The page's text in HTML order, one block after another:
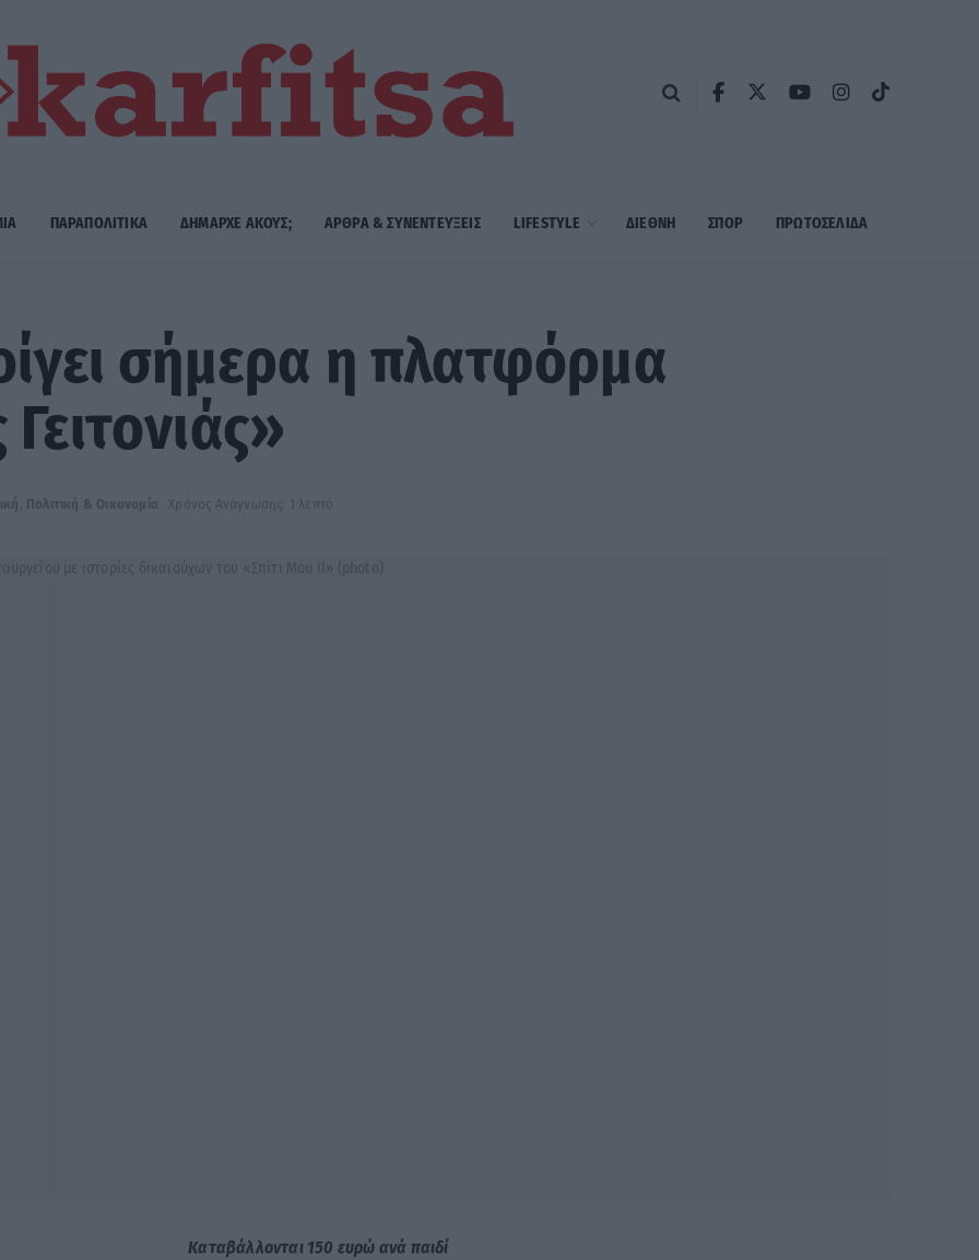
ΠΑΡΑΠΟΛΙΤΙΚΑ ΔΗΜΑΡΧE ΑΚΟΥΣ; ΑΡΘΡΑ & ΣΥΝΕΝΤΕΥΞΕΙΣ LIFESTYLE ΔΙΕΘΝΗ ΣΠΟΡ ΠΡΩΤΟΣΈΛΙΔΑ
σήμερα η πλατφόρμα
Πολιτική & Οικονομία Χρόνος Ανάγνωσης: 1 λεπτό
Καταβάλλονται 150 ευρώ ανά παιδί